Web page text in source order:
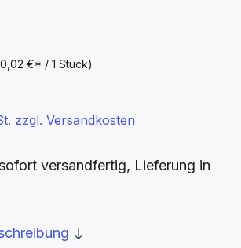
€* / 1 Stück)
zzgl. Versandkosten
versandfertig, Lieferung in